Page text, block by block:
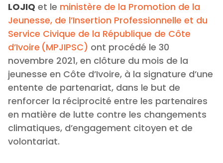
LOJIQ et le ministère de la Promotion de la
Jeunesse, de l’Insertion Professionnelle et du
Service Civique de la République de Côte
d’Ivoire (MPJIPSC) ont procédé le 30
novembre 2021, en clôture du mois de la
jeunesse en Côte d’Ivoire, à la signature d’une
entente de partenariat, dans le but de
renforcer la réciprocité entre les partenaires
en matière de lutte contre les changements
climatiques, d’engagement citoyen et de
volontariat.